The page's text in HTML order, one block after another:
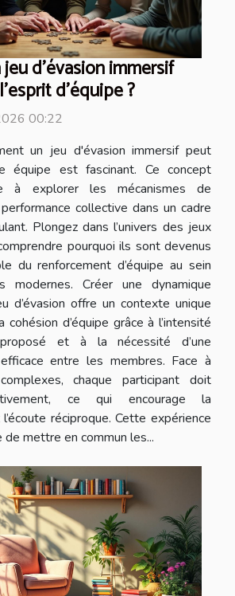
d'évasion immersif
d'équipe ?
00:22
un jeu d'évasion immersif peut
équipe est fascinant. Ce concept
à explorer les mécanismes de
collective dans un cadre
Plongez dans l’univers des jeux
pourquoi ils sont devenus
du renforcement d’équipe au sein
modernes. Créer une dynamique
d’évasion offre un contexte unique
cohésion d’équipe grâce à l’intensité
et à la nécessité d’une
entre les membres. Face à
chaque participant doit
ce qui encourage la
réciproque. Cette expérience
mettre en commun les...